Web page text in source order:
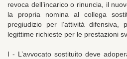
revoca dell’incarico o rinuncia, il
la propria nomina al collega
pregiudizio per l’attività difensiva,
legittime richieste per le prestazioni
I - L’avvocato sostituito deve